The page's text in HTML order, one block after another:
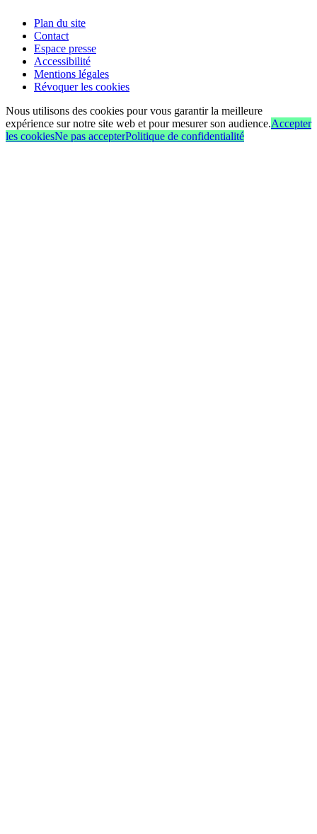
Plan du site
Contact
Espace presse
Accessibilité
Mentions légales
Révoquer les cookies
Nous utilisons des cookies pour vous garantir la meilleure
expérience sur notre site web et pour mesurer son audience.Accepter
les cookiesNe pas accepterPolitique de confidentialité